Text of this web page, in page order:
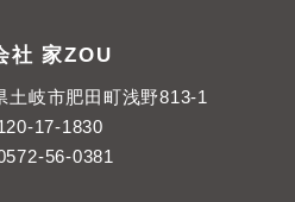
社 家ZOU
土岐市肥田町浅野813-1
17-1830
56-0381